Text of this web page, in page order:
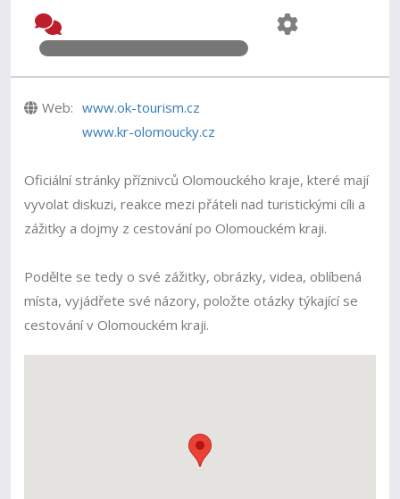
Web: www.ok-tourism.cz
www.kr-olomoucky.cz
Oficiální stránky příznivců Olomouckého kraje, které mají
vyvolat diskuzi, reakce mezi přáteli nad turistickými cíli a
zážitky a dojmy z cestování po Olomouckém kraji.
Podělte se tedy o své zážitky, obrázky, videa, oblíbená
místa, vyjádřete své názory, položte otázky týkající se
cestování v Olomouckém kraji.